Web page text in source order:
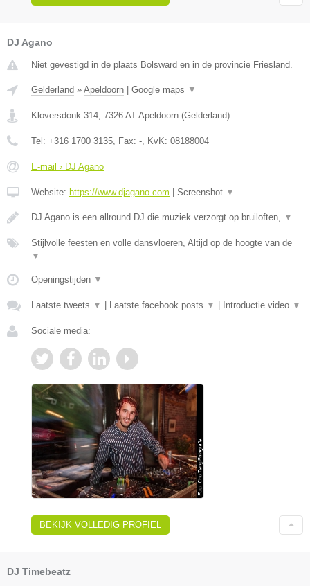
DJ Agano
Niet gevestigd in de plaats Bolsward en in de provincie Friesland.
Gelderland » Apeldoorn | Google maps ▼
Kloversdonk 314 7326 AT Apeldoorn (Gelderland)
Tel: +316 1700 3135 , Fax: - , KvK: 08188004
E-mail › DJ Agano
Website: https://www.djagano.com | Screenshot ▼
DJ Agano is een allround DJ die muziek verzorgt op bruiloften, ▼
Stijlvolle feesten en volle dansvloeren, Altijd op de hoogte van de
▼
Openingstijden ▼
Laatste tweets ▼ | Laatste facebook posts ▼ | Introductie video ▼
Sociale media:
BEKIJK VOLLEDIG PROFIEL
DJ Timebeatz